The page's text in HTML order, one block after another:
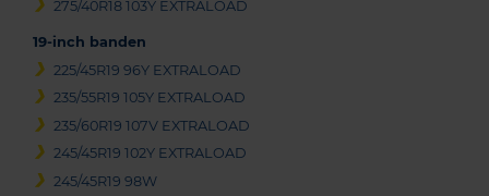
275/40R18 103Y EXTRALOAD
19-inch banden
225/45R19 96Y EXTRALOAD
235/55R19 105Y EXTRALOAD
235/60R19 107V EXTRALOAD
245/45R19 102Y EXTRALOAD
245/45R19 98W